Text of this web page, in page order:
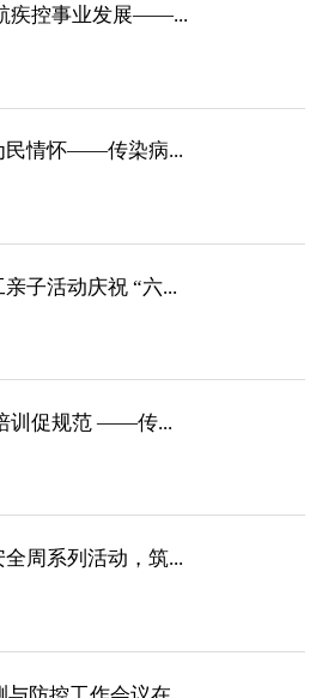
疾控事业发展——...
民情怀——传染病...
子活动庆祝 “六...
训促规范 ——传...
周系列活动，筑...